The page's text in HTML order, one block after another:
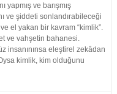
yapmış ve barışmış
ve şiddeti sonlandırabileceği
el yakan bir kavram “kimlik”.
ve vahşetin bahanesi.
insanınınsa eleştirel zekâdan
kimlik, kim olduğunu